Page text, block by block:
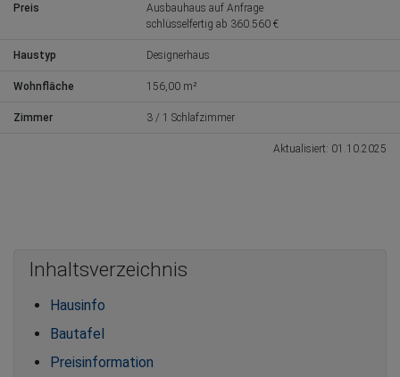
Preis
Ausbauhaus auf Anfrage
schlüsselfertig ab 360.560 €
Haustyp Designerhaus
Wohnfläche 156,00 m²
Zimmer 3 / 1 Schlafzimmer
Aktualisiert: 01.10.2025
Inhaltsverzeichnis
Hausinfo
Bautafel
Preisinformation